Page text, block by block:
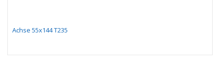
Achse 55x144 T235